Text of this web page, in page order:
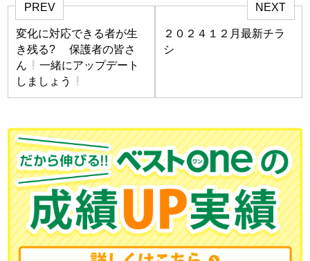
PREV
変化に対応できる者が生
き残る? 保護者の皆さ
ん
一緒にアップデート
しましょう
NEXT
２０２４１２月最新チラ
シ